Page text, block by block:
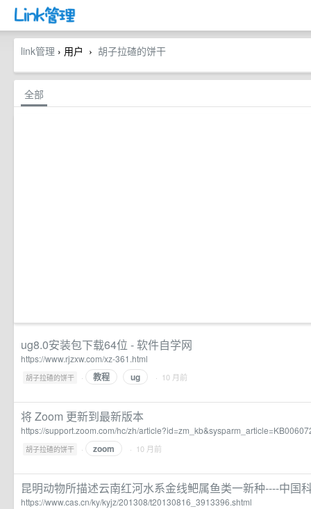
link管理 › 用户 › 胡子拉碴的饼干
全部
ug8.0安装包下载64位 - 软件自学网
https://www.rjzxw.com/xz-361.html
胡子拉碴的饼干 · 教程 ug · 10 月前
将 Zoom 更新到最新版本
https://support.zoom.com/hc/zh/
胡子拉碴的饼干 · zoom · 10 月前
昆明动物所描述云南红河水系金线鲃属鱼类一新种----中国
https://www.cas.cn/ky/kyjz/201308/t20130816_3913396.shtml